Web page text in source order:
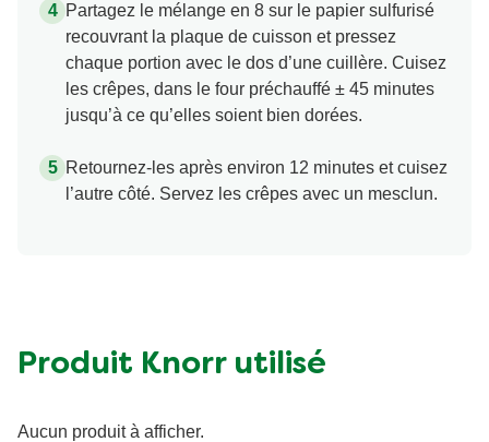
Partagez le mélange en 8 sur le papier sulfurisé
recouvrant la plaque de cuisson et pressez
chaque portion avec le dos d’une cuillère. Cuisez
les crêpes, dans le four préchauffé ± 45 minutes
jusqu’à ce qu’elles soient bien dorées.
Retournez-les après environ 12 minutes et cuisez
l’autre côté. Servez les crêpes avec un mesclun.
Produit Knorr utilisé
Aucun produit à afficher.